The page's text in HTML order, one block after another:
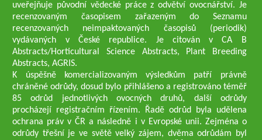
uveřejňuje původní vědecké práce z odvětví ovocnářství. Je
recenzovaným časopisem zařazeným do Seznamu
recenzovaných neimpaktovaných časopisů (periodik)
vydávaných v České republice. Je citován v CA B
Abstracts/Horticultural Science Abstracts, Plant Breeding
Abstracts, AGRIS.
K úspěšně komercializovaným výsledkům patří právně
chráněné odrůdy, dosud bylo přihlášeno a registrováno téměř
85 odrůd jednotlivých ovocných druhů, další odrůdy
procházejí registračním řízením. Řadě odrůd byla udělena
ochrana práv v ČR a následně i v Evropské unii. Zejména o
odrůdy třešní je ve světě velký zájem, dvěma odrůdám byl